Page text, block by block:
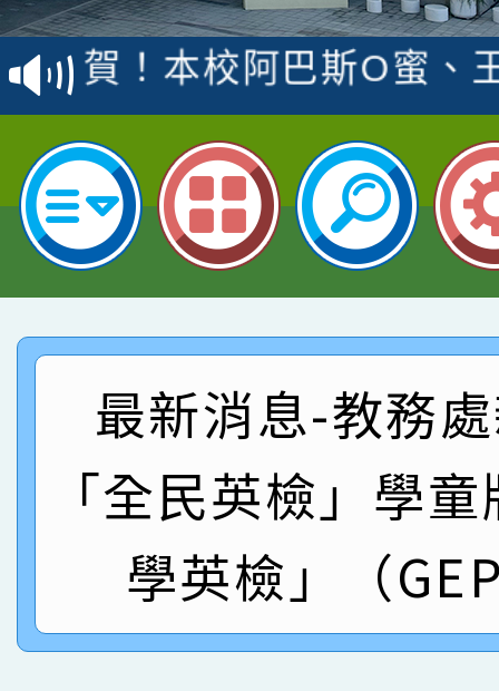
賽 洪綺君教師榮獲社
名
賀！本校阿巴斯O蜜、
倩參加桃園市科展 國
名 指導老師王老師、
賀！本校四年二班張O
園市英語競賽國小朗讀
指導老師林老師
賀！本校參加桃園市中
賽 劉文瑛教師榮獲教
臺灣台語-第二名
賀！本校參與2026世
市賽榮獲科學小創客佳
創客第三名。
賀！本校參加桃園市中
賽 洪綺君教師榮獲社
名
賀！本校阿巴斯O蜜、
倩參加桃園市科展 國
名 指導老師王老師、
賀！本校四年二班張O
園市英語競賽國小朗讀
指導老師林老師
賀！本校參加桃園市中
賽 劉文瑛教師榮獲教
臺灣台語-第二名
賀！本校參與2026世
市賽榮獲科學小創客佳
最新消息-教務
「全民英檢」學
學英檢」（